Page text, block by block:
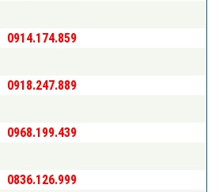
0914.174.859
0918.247.889
0968.199.439
0836.126.999